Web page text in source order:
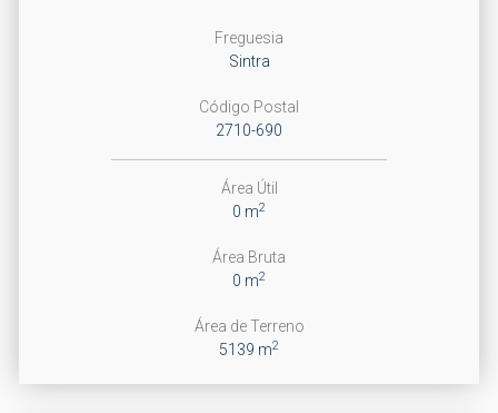
Freguesia
Sintra
Código Postal
2710-690
Área Útil
0 m2
Área Bruta
0 m2
Área de Terreno
5139 m2